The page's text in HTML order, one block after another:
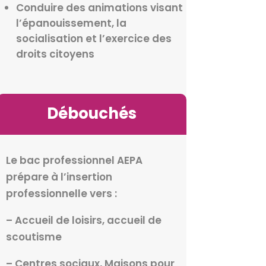
Conduire des animations visant
l’épanouissement, la
socialisation et l’exercice des
droits citoyens
Débouchés
Le bac professionnel AEPA
prépare à l’insertion
professionnelle vers :
– Accueil de loisirs, accueil de
scoutisme